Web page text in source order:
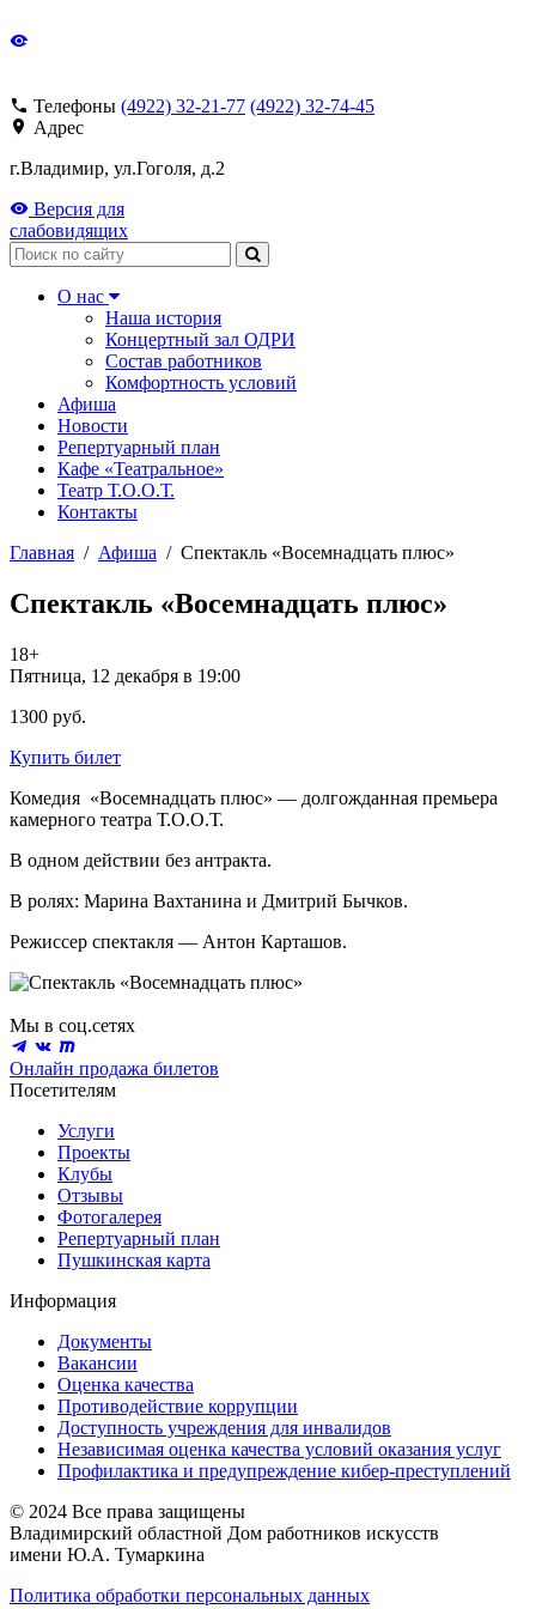
Телефоны (4922) 32-21-77 (4922) 32-74-45
Адрес
г.Владимир, ул.Гоголя, д.2
Версия для
слабовидящих
Поиск
О нас
Наша история
Концертный зал ОДРИ
Состав работников
Комфортность условий
Афиша
Новости
Репертуарный план
Кафе «Театральное»
Театр Т.О.О.Т.
Контакты
Главная / Афиша / Спектакль «Восемнадцать плюс»
Спектакль «Восемнадцать плюс»
18+
Пятница, 12 декабря в 19:00
1300 руб.
Купить билет
Комедия «Восемнадцать плюс» — долгожданная премьера
камерного театра Т.О.О.Т.
В одном действии без антракта.
В ролях: Марина Вахтанина и Дмитрий Бычков.
Режиссер спектакля — Антон Карташов.
Мы в соц.сетях
Онлайн продажа билетов
Посетителям
Услуги
Проекты
Клубы
Отзывы
Фотогалерея
Репертуарный план
Пушкинская карта
Информация
Документы
Вакансии
Оценка качества
Противодействие коррупции
Доступность учреждения для инвалидов
Независимая оценка качества условий оказания услуг
Профилактика и предупреждение кибер-преступлений
© 2024 Все права защищены
Владимирский областной Дом работников искусств
имени Ю.А. Тумаркина
Политика обработки персональных данных